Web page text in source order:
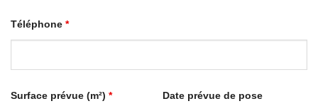
Téléphone *
Surface prévue (m²) * Date prévue de pose